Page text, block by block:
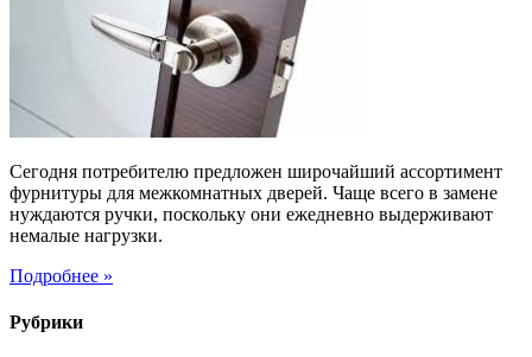
для
межкомнатных
дверей
Сегодня потребителю предложен широчайший ассортимент
фурнитуры для межкомнатных дверей. Чаще всего в замене
нуждаются ручки, поскольку они ежедневно выдерживают
немалые нагрузки.
Подробнее »
Рубрики